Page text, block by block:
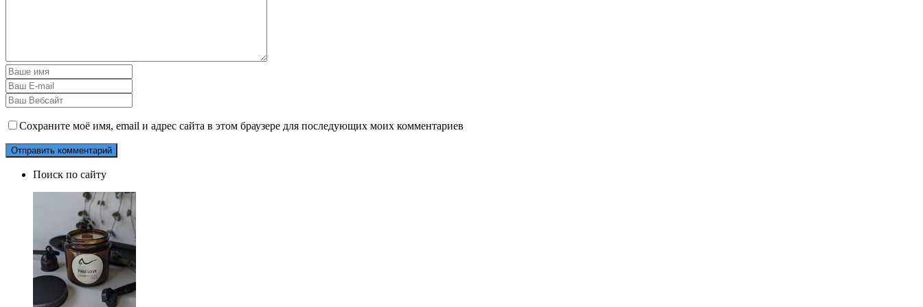
Сохраните моё имя, email и адрес сайта в этом браузере для последующих моих комментариев
Поиск по сайту